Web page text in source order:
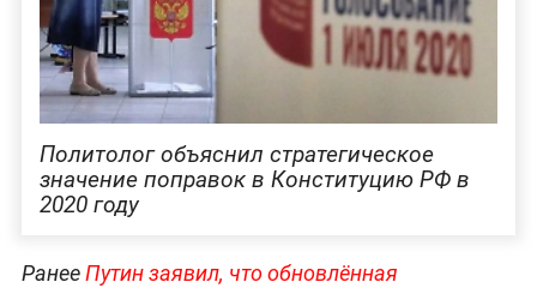
Политолог объяснил стратегическое
значение поправок в Конституцию РФ в
2020 году
РанееПутин заявил, что обновлённая